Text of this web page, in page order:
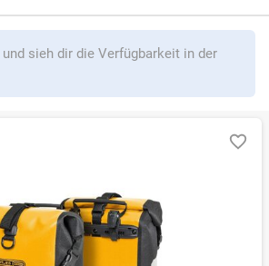
und sieh dir die Verfügbarkeit in der